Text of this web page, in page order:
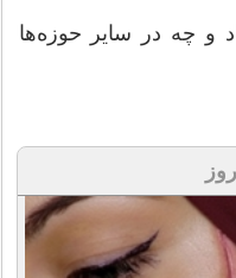
و چه در سایر حوزه‌ها